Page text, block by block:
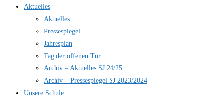
Aktuelles
Aktuelles
Pressespiegel
Jahresplan
Tag der offenen Tür
Archiv – Aktuelles SJ 24/25
Archiv – Pressespiegel SJ 2023/2024
Unsere Schule